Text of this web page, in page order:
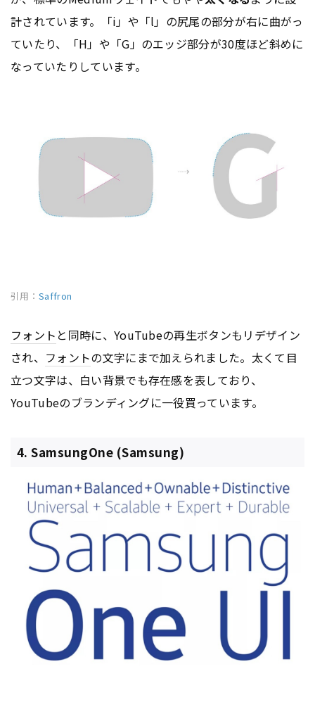
計されています。「i」や「l」の尻尾の部分が右に曲がっ
ていたり、「H」や「G」のエッジ部分が30度ほど斜めに
なっていたりしています。
引用： Saffron
フォント と同時に、YouTubeの再生ボタンもリデザイン
され、 フォントの文字にまで加えられました。太くて目
立つ文字は、白い背景でも存在感を表しており、
YouTubeのブランディングに一役買っています。
4. SamsungOne (Samsung)